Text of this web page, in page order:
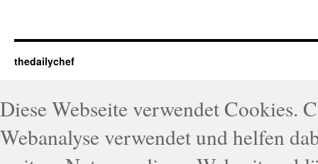
thedailychef
Diese Webseite verwendet Cookies.
Webanalyse verwendet und helfen